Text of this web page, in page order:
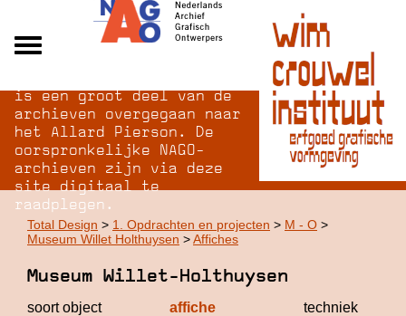
Over NAGO
Over WCI
Inloggen
is een groot deel van de
archieven overgegaan naar
het Allard Pierson. De
oorspronkelijke NAGO-
archieven zijn via deze
site digitaal te
raadplegen.
Total Design > 1. Opdrachten en projecten > M - O >
Museum Willet Holthuysen >Affiches
Museum Willet-Holthuysen
soort object affiche techniek